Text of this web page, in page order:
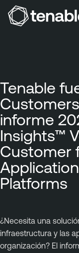
Tenable
informe
Insights™
Customer
Platforms
¿Necesita una
infraestructura y las
organización? El